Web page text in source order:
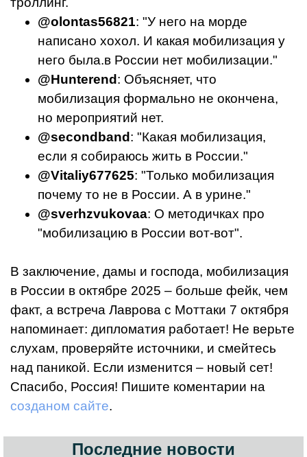
@olontas56821: "У него на морде
написано хохол. И какая мобилизация у
него была.в России нет мобилизации."
@Hunterend : Объясняет, что
мобилизация формально не окончена,
но мероприятий нет.
@secondband : "Какая мобилизация,
если я собираюсь жить в России."
@Vitaliy677625: "Только мобилизация
почему то не в России. А в урине."
@sverhzvukovaa: О методичках про
"мобилизацию в России вот-вот".
В заключение, дамы и господа, мобилизация
в России в октябре 2025 – больше фейк, чем
факт, а встреча Лаврова с Моттаки 7 октября
напоминает: дипломатия работает! Не верьте
слухам, проверяйте источники, и смейтесь
над паникой. Если изменится – новый сет!
Спасибо, Россия! Пишите коментарии на
созданом сайте.
Последние новости